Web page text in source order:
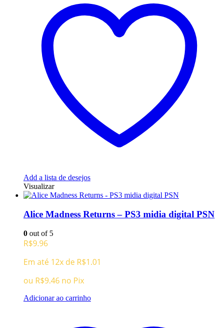
Add a lista de desejos
Visualizar
Alice Madness Returns – PS3 midia digital PSN
0 out of 5
R$9.96
Em até 12x de R$1.01
ou R$9.46 no Pix
Adicionar ao carrinho